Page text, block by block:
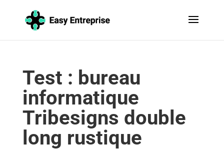
Test : bureau
informatique
Tribesigns double
long rustique